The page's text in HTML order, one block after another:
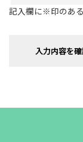
記入欄に※印のあ
入力内容を